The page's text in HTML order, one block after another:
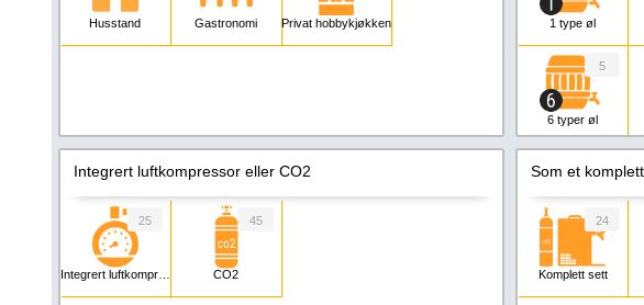
Husstand Gastronomi Privat hobbykjøkken 1 type øl
6 typer øl
5
Integrert luftkompressor eller CO2
Integrert luftkompressor
25
CO2
45
Som et
Komplett sett
24